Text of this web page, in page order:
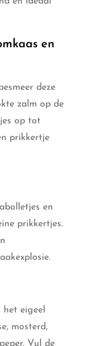
en
deze
zalm op de
op tot
prikkertje
en
prikkertjes.
het eigeel
mosterd,
Vul de